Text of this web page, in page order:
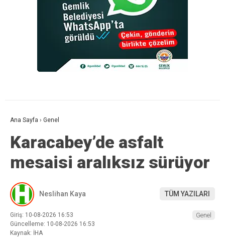
Ana Sayfa › Genel
Karacabey’de asfalt
mesaisi aralıksız sürüyor
Neslihan Kaya TÜM YAZILARI
Giriş: 10-08-2026 16:53
Güncelleme: 10-08-2026 16:53
Kaynak: İHA
Genel